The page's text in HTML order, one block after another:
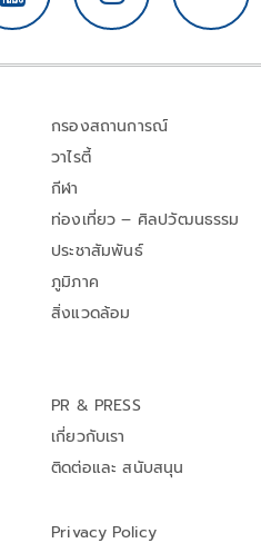
กรองสถานการณ์
วาไรตี้
กีฬา
ท่องเที่ยว – ศิลปวัฒนธรรม
ประชาสัมพันธ์
ภูมิภาค
สิ่งแวดล้อม
PR & PRESS
เกี่ยวกับเรา
ติดต่อและ สนับสนุน
Privacy Policy